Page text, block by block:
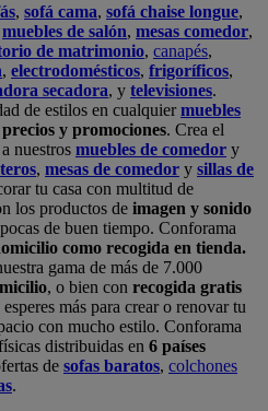
, sofá cama, sofá chaise longue,
muebles de salón, mesas comedor,
de matrimonio, canapés,
, electrodomésticos, frigoríficos,
secadora, y televisiones.
de estilos en cualquiermuebles
y promociones. Crea el
nuestros muebles de comedor y
, mesas de comedor y sillas de
tu casa con multitud de
los productos de imagen y sonido
de buen tiempo. Conforama
como recogida en tienda.
gama de más de 7.000
, o bien con recogida gratis
más para crear o renovar tu
con mucho estilo. Conforama
distribuidas en 6 países
de sofas baratos, colchones
.